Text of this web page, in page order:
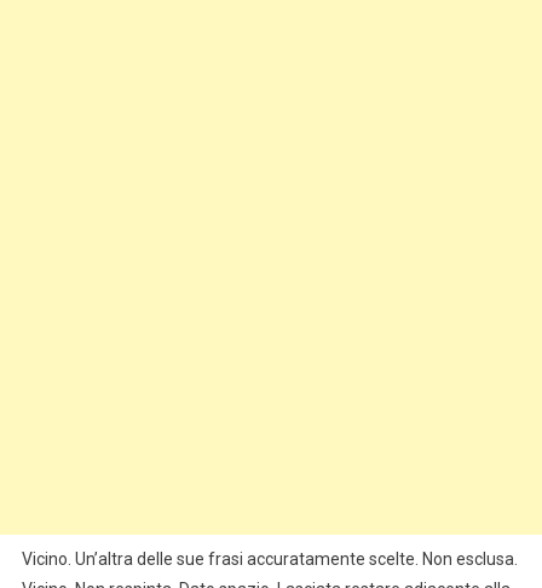
Vicino. Un’altra delle sue frasi accuratamente scelte. Non esclusa.